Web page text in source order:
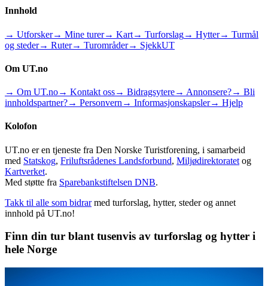
Innhold
→ Utforsker→ Mine turer→ Kart→ Turforslag→ Hytter→ Turmål
og steder→ Ruter→ Turområder→ SjekkUT
Om UT.no
→ Om UT.no→ Kontakt oss→ Bidragsytere→ Annonsere?→ Bli
innholdspartner?→ Personvern → Informasjonskapsler→ Hjelp
Kolofon
UT.no er en tjeneste fra Den Norske Turistforening, i samarbeid
med Statskog, Friluftsrådenes Landsforbund, Miljødirektoratet og
Kartverket.
Med støtte fra Sparebankstiftelsen DNB.
Takk til alle som bidrar med turforslag, hytter, steder og annet
innhold på UT.no!
Finn din tur blant tusenvis av turforslag og hytter i
hele Norge